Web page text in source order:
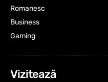
Romanesc
Business
Gaming
Vizitează